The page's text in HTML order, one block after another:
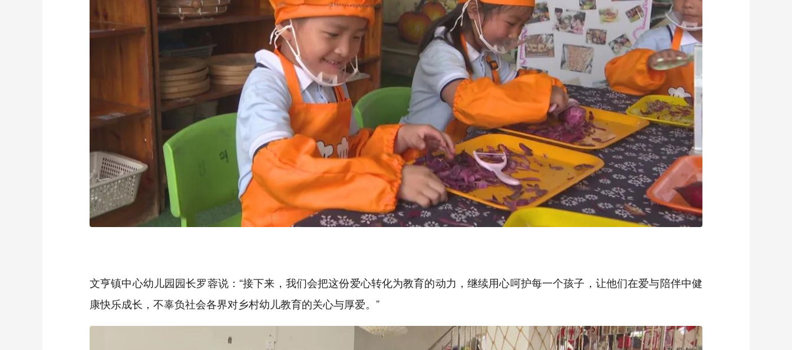
文亨镇中心幼儿园园长罗蓉说：“接下来，我们会把这份爱心转化为教育的动力，继续用心呵护每一个孩子，让他们在爱与陪伴中健
康快乐成长，不辜负社会各界对乡村幼儿教育的关心与厚爱。”